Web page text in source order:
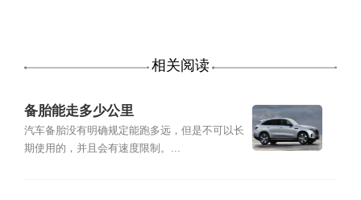
相关阅读
备胎能走多少公里
汽车备胎没有明确规定能跑多远，但是不可以长
期使用的，并且会有速度限制。...